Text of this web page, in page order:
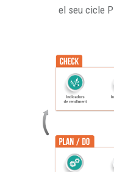
el seu cicle